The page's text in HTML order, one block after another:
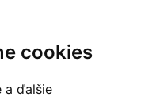
cookies
a ďalšie
182